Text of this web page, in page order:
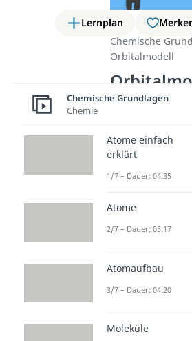
Lernplan
Chemische
Orbitalmodell
Weitere Infos
Beitrag zum
zum Beitrag:
In diesem
Learning
Orbitalmodell
erfährst, wie
Atomkern
Formen die
können.
der
Chemische Grundlagen
Chemie
Atome einfach
erklärt
1/7 – Dauer: 04:35
Atome
2/7 – Dauer: 05:17
Atomaufbau
3/7 – Dauer: 04:20
Moleküle